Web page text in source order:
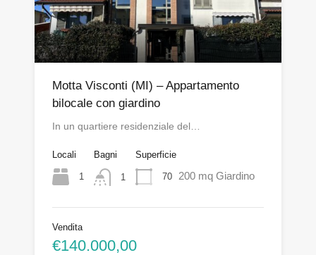
Motta Visconti (MI) – Appartamento
bilocale con giardino
In un quartiere residenziale del…
Locali
1
Bagni
1
Superficie
70 200 mq Giardino
Vendita
€140.000,00